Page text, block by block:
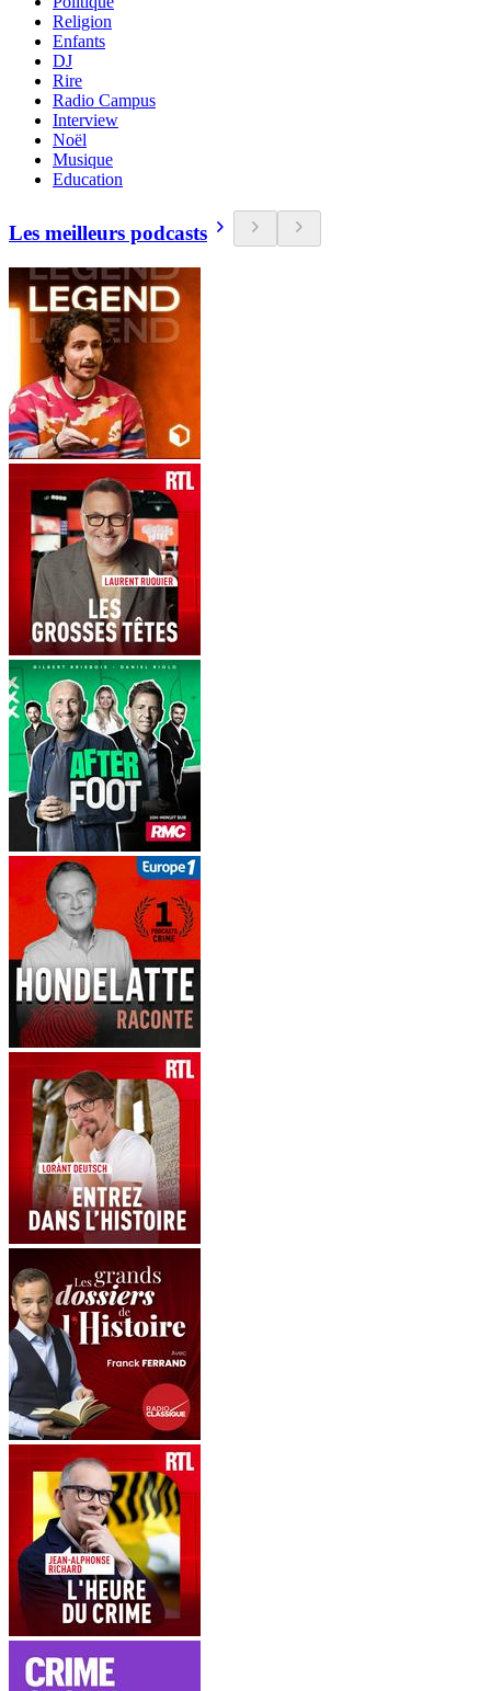
Religion
Enfants
DJ
Rire
Radio Campus
Interview
Noël
Musique
Education
Les meilleurs podcasts